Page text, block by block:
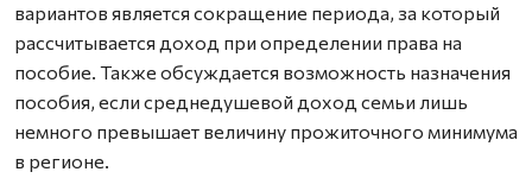
вариантов является сокращение периода, за который
рассчитывается доход при определении права на
пособие. Также обсуждается возможность назначения
пособия, если среднедушевой доход семьи лишь
немного превышает величину прожиточного минимума
в регионе.